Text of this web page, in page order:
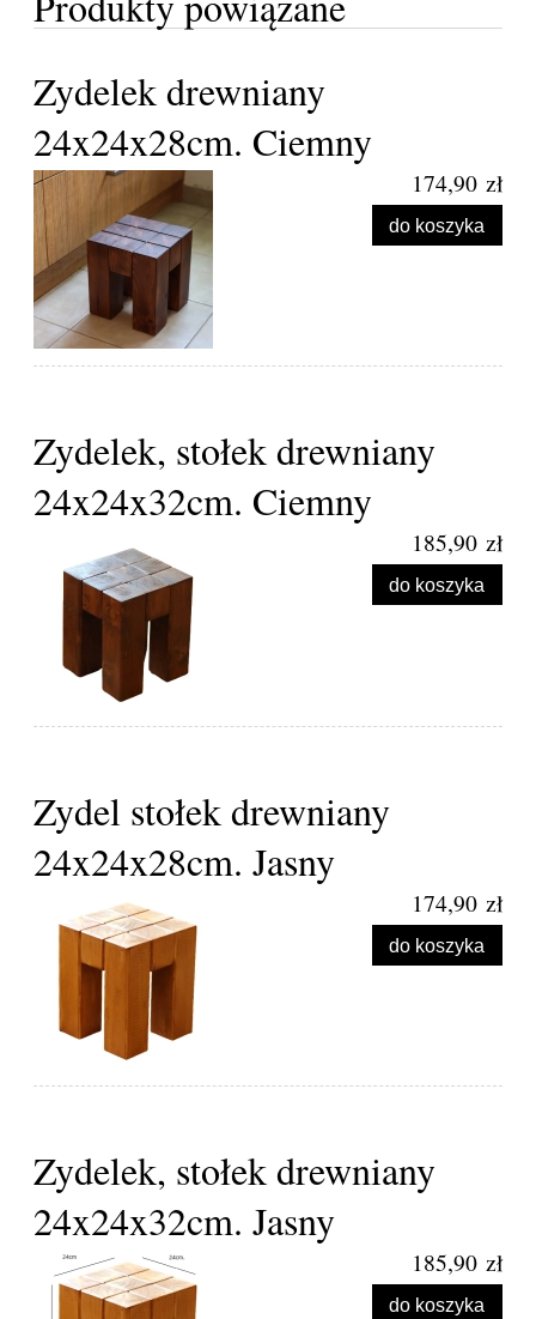
Zydelek drewniany
24x24x28cm. Ciemny
174,90 zł
do koszyka
Zydelek, stołek drewniany
24x24x32cm. Ciemny
185,90 zł
do koszyka
Zydel stołek drewniany
24x24x28cm. Jasny
174,90 zł
do koszyka
Zydelek, stołek drewniany
24x24x32cm. Jasny
185,90 zł
do koszyka